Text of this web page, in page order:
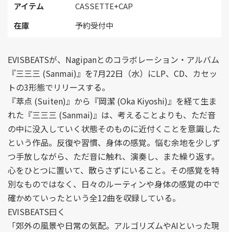
アイテム
CASSETTE+CAP
在庫
予約受付中
EVISBEATSが、Nagipanとのコラボレーション・アルバム
『三三三 (Sanmai)』を7月22日（水）にLP、CD、カセッ
トの3形態でリリースする。
『萃点 (Suiten)』から『岡潔 (Oka Kiyoshi)』を経て生ま
れた『三三三 (Sanmai)』は、考えることよりも、ただ音
の中に没入していく状態そのものに近付くことを意識した
という作品。反復や習慣、身体の感覚。悩む余地を少しず
つ手放しながら、ただ音に触れ、演奏し、また繰り返す。
心をひとつに置いて、散らさずにいること。その感覚を特
別なものではなく、日々のルーティンや身体の感覚の中で
確かめていったという全12曲を収録している。
EVISBEATS曰く
「郊外の風景や日常の気配。アルゴリズムやAIといった現